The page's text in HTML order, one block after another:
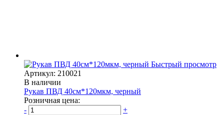
Быстрый просмотр
Артикул: 210021
В наличии
Рукав ПВД 40см*120мкм, черный
Розничная цена:
-
+